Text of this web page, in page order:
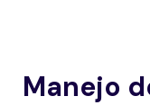
Manejo